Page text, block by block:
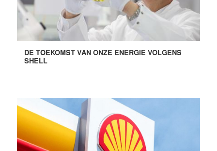
DE TOEKOMST VAN ONZE ENERGIE VOLGENS
SHELL